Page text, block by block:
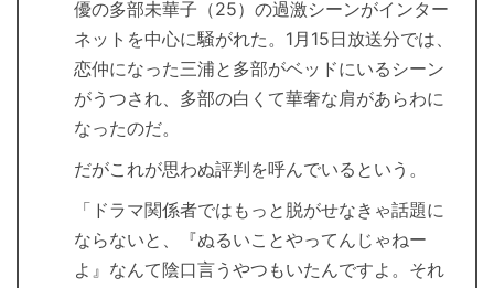
優の多部未華子（25）の過激シーンがインター
ネットを中心に騒がれた。1月15日放送分では、
恋仲になった三浦と多部がベッドにいるシーン
がうつされ、多部の白くて華奢な肩があらわに
なったのだ。
だがこれが思わぬ評判を呼んでいるという。
「ドラマ関係者ではもっと脱がせなきゃ話題に
ならないと、『ぬるいことやってんじゃねー
よ』なんて陰口言うやつもいたんですよ。それ